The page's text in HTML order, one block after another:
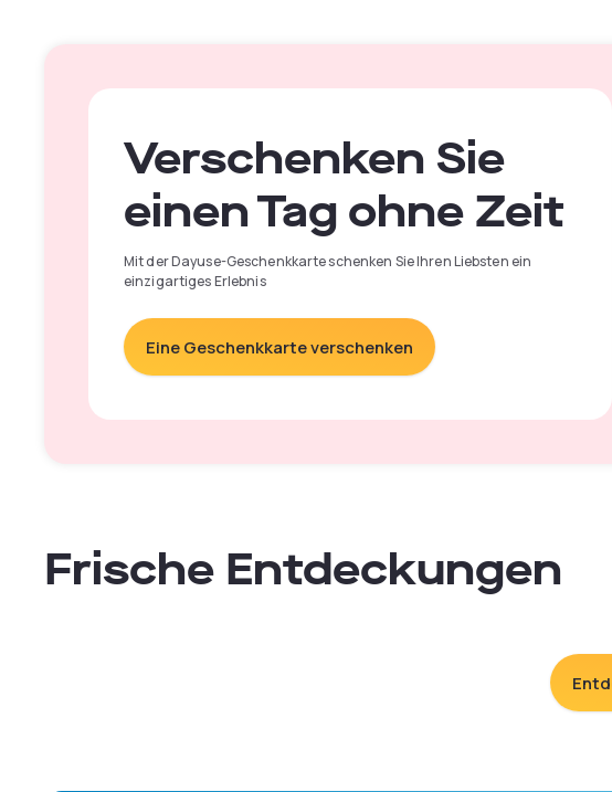
Verschenken Sie
einen Tag ohne Zeit
Mit der Dayuse-Geschenkkarte schenken Sie Ihren Liebsten ein
einzigartiges Erlebnis
Eine Geschenkkarte verschenken
Frische Entdeckungen